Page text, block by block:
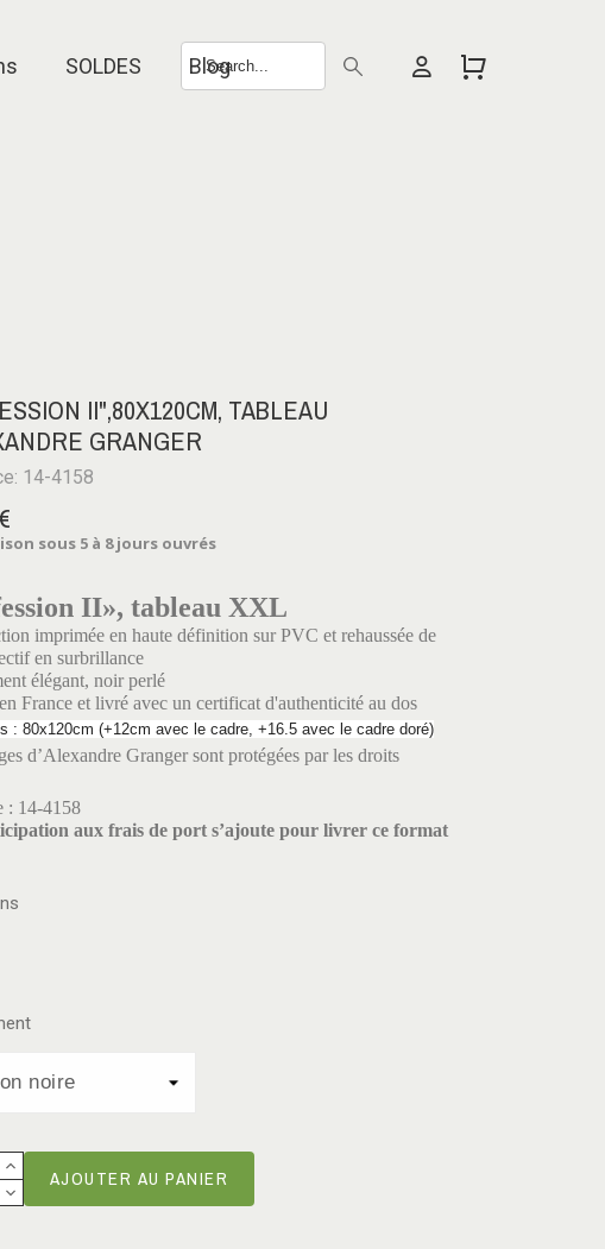
SOLDES Blog
II",80X120CM, TABLEAU
GRANGER
14-4158
sous 5 à 8 jours ouvrés
II», tableau XXL
imprimée en haute définition sur PVC et rehaussée de
en surbrillance
élégant, noir perlé
France et livré avec un certificat d'authenticité au dos
: 80x120cm (+12cm avec le cadre, +16.5 avec le cadre doré)
d’Alexandre Granger sont protégées par les droits
: 14-4158
aux frais de port s’ajoute pour livrer ce format
AJOUTER AU PANIER